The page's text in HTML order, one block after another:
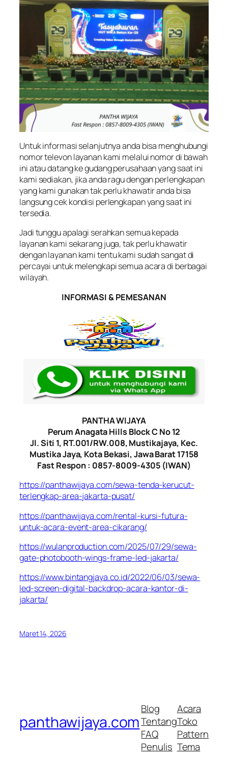
Untuk informasi selanjutnya anda bisa menghubungi
nomor televon layanan kami melalui nomor di bawah
ini atau datang ke gudang perusahaan yang saat ini
kami sediakan, jika anda ragu dengan perlengkapan
yang kami gunakan tak perlu khawatir anda bisa
langsung cek kondisi perlengkapan yang saat ini
tersedia.
Jadi tunggu apalagi serahkan semua kepada
layanan kami sekarang juga, tak perlu khawatir
dengan layanan kami tentu kami sudah sangat di
percayai untuk melengkapi semua acara di berbagai
wilayah.
INFORMASI & PEMESANAN
PANTHA WIJAYA
Perum Anagata Hills Block C No 12
Jl. Siti 1, RT.001/RW.008, Mustikajaya, Kec.
Mustika Jaya, Kota Bekasi, Jawa Barat 17158
Fast Respon : 0857-8009-4305 (IWAN)
https://panthawijaya.com/sewa-tenda-kerucut-
terlengkap-area-jakarta-pusat/
https://panthawijaya.com/rental-kursi-futura-
untuk-acara-event-area-cikarang/
https://wulanproduction.com/2025/07/29/sewa-
gate-photobooth-wings-frame-led-jakarta/
https://www.bintangjaya.co.id/2022/06/03/sewa-
led-screen-digital-backdrop-acara-kantor-di-
jakarta/
Maret 14, 2026
panthawijaya.com
Blog
Tentang
FAQ
Penulis
Acara
Toko
Pattern
Tema